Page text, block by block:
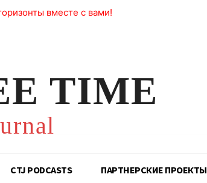
вместе с вами!
TIME
CTJ PODCASTS ПАРТНЕРСКИЕ ПРОЕКТЫ